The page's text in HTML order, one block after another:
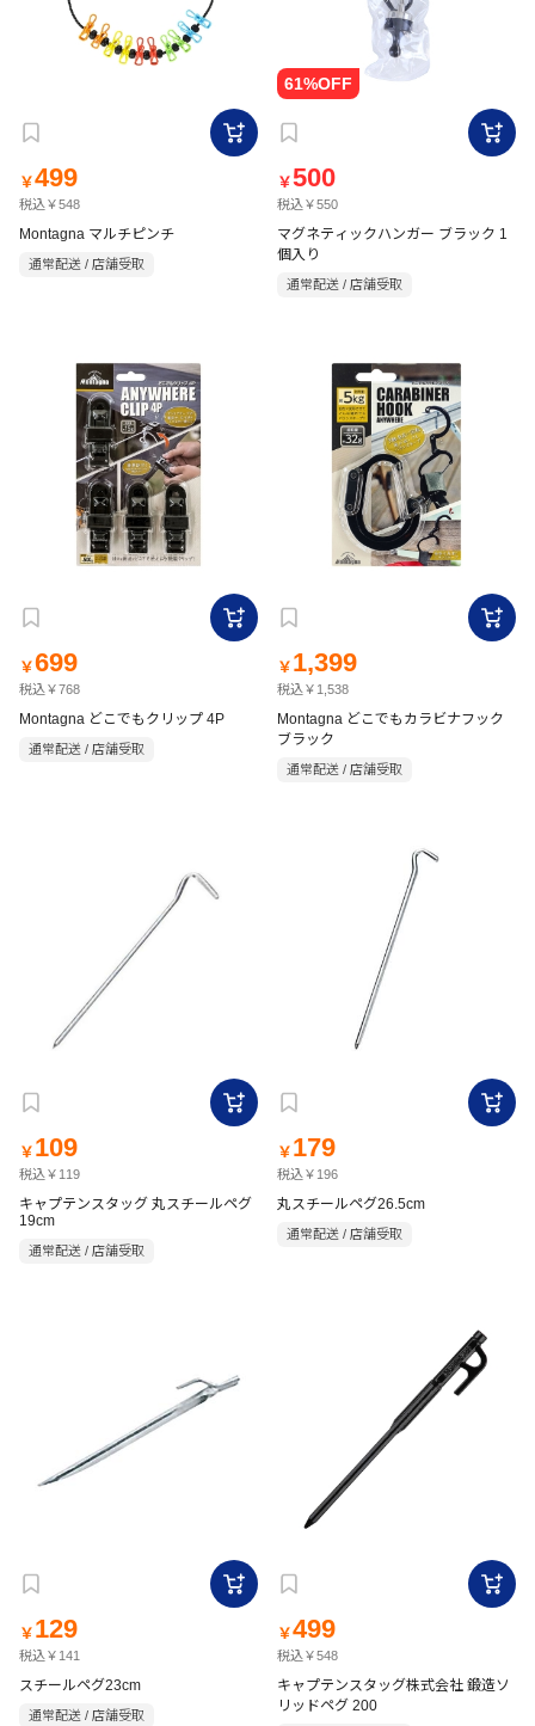
￥499
税込￥548
Montagna マルチピンチ
通常配送 / 店舗受取
￥500
税込￥550
マグネティックハンガー ブラック 1
個入り
通常配送 / 店舗受取
￥699
税込￥768
Montagna どこでもクリップ 4P
通常配送 / 店舗受取
￥ 1,399
税込￥1,538
Montagna どこでもカラビナフック
ブラック
通常配送 / 店舗受取
￥ 109
税込￥119
キャプテンスタッグ 丸スチールペグ
19cm
通常配送 / 店舗受取
￥ 179
税込￥196
丸スチールペグ26.5cm
通常配送 / 店舗受取
￥ 129
税込￥141
スチールペグ23cm
通常配送 / 店舗受取
￥499
税込￥548
キャプテンスタッグ株式会社 鍛造ソ
リッドペグ 200